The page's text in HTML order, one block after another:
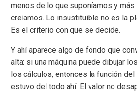
menos de lo que suponíamos y
creíamos. Lo insustituible no es la
Es el criterio con que se decide.
Y ahí aparece algo de fondo que
alta: si una máquina puede dibujar
los cálculos, entonces la función del
estuvo del todo ahí. El valor no